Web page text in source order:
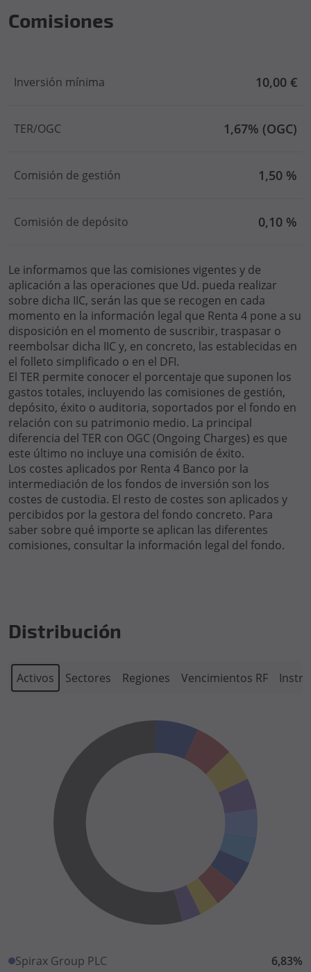
Comisiones
Inversión mínima 10,00 €
TER/OGC 1,67% (OGC)
Comisión de gestión 1,50 %
Comisión de depósito 0,10 %
Le informamos que las comisiones vigentes y de
aplicación a las operaciones que Ud. pueda realizar
sobre dicha IIC, serán las que se recogen en cada
momento en la información legal que Renta 4 pone a su
disposición en el momento de suscribir, traspasar o
reembolsar dicha IIC y, en concreto, las establecidas en
el folleto simplificado o en el DFI.
El TER permite conocer el porcentaje que suponen los
gastos totales, incluyendo las comisiones de gestión,
depósito, éxito o auditoria, soportados por el fondo en
relación con su patrimonio medio. La principal
diferencia del TER con OGC (Ongoing Charges) es que
este último no incluye una comisión de éxito.
Los costes aplicados por Renta 4 Banco por la
intermediación de los fondos de inversión son los
costes de custodia. El resto de costes son aplicados y
percibidos por la gestora del fondo concreto. Para
saber sobre qué importe se aplican las diferentes
comisiones, consultar la información legal del fondo.
Distribución
Activos Sectores Regiones Vencimientos RF
Spirax Group PLC 6,83%